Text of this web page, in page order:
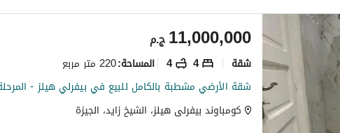
ج.م11,000,000
شقة 4
4 المساحة:220 متر مربع
كومباوند بيفرلى هيلز، الشيخ زايد، الجيزة